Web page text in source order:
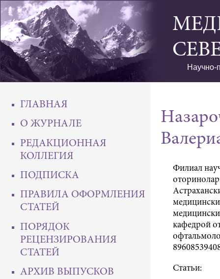
Научно-
ГЛАВНАЯ
О ЖУРНАЛЕ
РЕДАКЦИОННАЯ
КОЛЛЕГИЯ
ПОДПИСКА
ПРАВИЛА ОФОРМЛЕНИЯ
СТАТЕЙ
ПОРЯДОК
РЕЦЕНЗИРОВАНИЯ
СТАТЕЙ
АРХИВ ВЫПУСКОВ
Филиал
кафедрой
Статьи: